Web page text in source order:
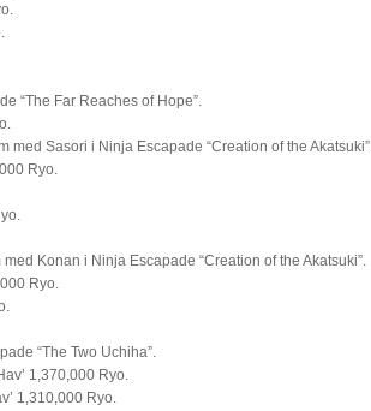
“The Far Reaches of Hope”.
med Sasori i Ninja Escapade “Creation of the
Ryo.
Konan i Ninja Escapade “Creation of the Akatsuki”.
Ryo.
“The Two Uchiha”.
1,370,000 Ryo.
1,310,000 Ryo.